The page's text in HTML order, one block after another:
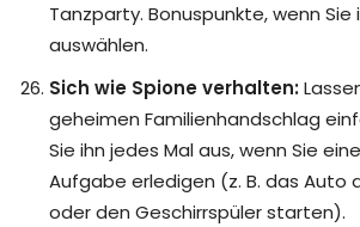
Tanzparty. Bonuspunkte, wenn Sie
auswählen.
Sich wie Spione verhalten:
geheimen Familienhandschlag
Sie ihn jedes Mal aus, wenn Sie
Aufgabe erledigen (z. B. das Auto
oder den Geschirrspüler starten).